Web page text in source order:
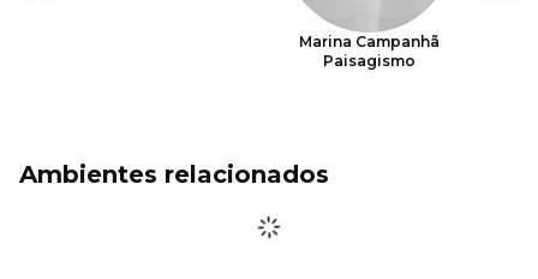
Marina Campanhã
Paisagismo
Ambientes relacionados